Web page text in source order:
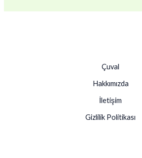
Çuval
Hakkımızda
İletişim
Gizlilik Politikası